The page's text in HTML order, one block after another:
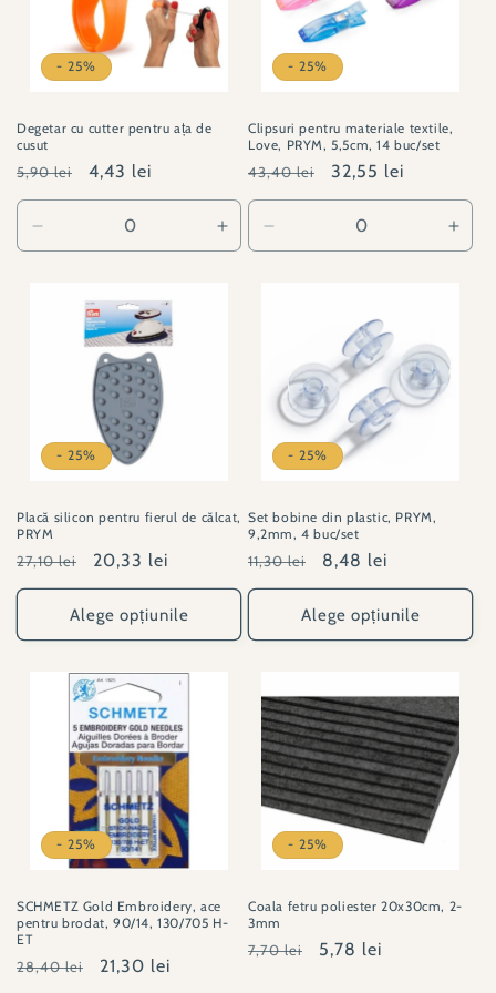
- 25%
Degetar cu cutter pentru ața de
cusut
Preț
obișnuit
5,90 lei
Preț
redus
4,43 lei
cantitatea
020801
Creșteți
cantitatea
- 25%
Clipsuri pentru materiale textile,
Love, PRYM, 5,5cm, 14 buc/set
Preț
obișnuit
43,40 lei
Preț
redus
32,55 lei
cantitatea
- 25%
Placă silicon pentru fierul de călcat,
PRYM
Preț
obișnuit
27,10 lei
Preț
redus
20,33 lei
Alege opțiunile
- 25%
Set bobine din plastic, PRYM,
9,2mm, 4 buc/set
Preț
obișnuit
11,30 lei
Preț
redus
8,48 lei
Alege opțiunile
- 25%
SCHMETZ Gold Embroidery, ace
pentru brodat, 90/14, 130/705 H-
ET
Preț
28,40 lei
Preț
21,30 lei
- 25%
Coala fetru poliester 20x30cm, 2-
3mm
Preț
7,70 lei
Preț
5,78 lei